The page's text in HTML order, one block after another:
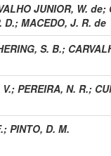
JUNIOR, W. de;
D.; MACEDO, J. R. de
S. B.;
; PEREIRA, N. R.;
; PINTO, D. M.